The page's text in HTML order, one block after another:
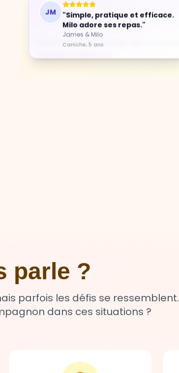
JM
"Simple, pratique et efficace.
Milo adore ses repas."
James & Milo
parle ?
parfois les défis se ressemblent.
dans ces situations ?